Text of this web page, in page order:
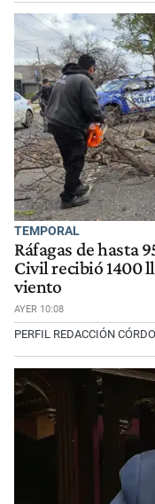
TEMPORAL
Ráfagas de hasta
Civil recibió 1400
viento
AYER 10:08
PERFIL REDACCIÓN